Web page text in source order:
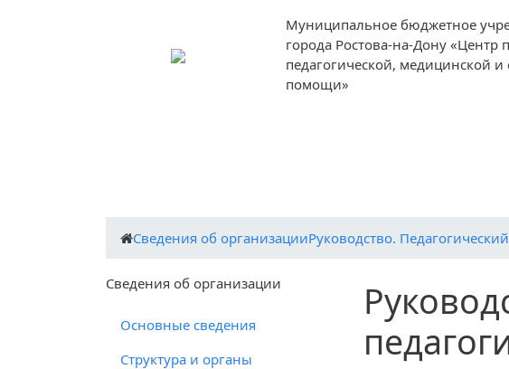
Муниципальное бюджетное
города Ростова-на-Дону «Центр
педагогической, медицинской
помощи»
Cведения об организацииРуководство.
Cведения об организации
Основные сведения
Структура и органы